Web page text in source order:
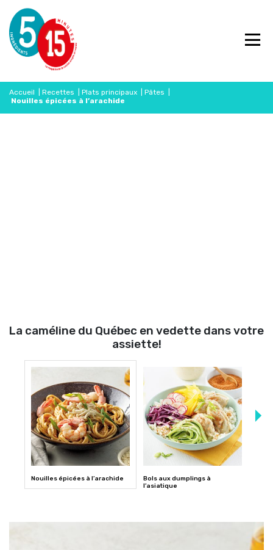
Accueil Recettes Plats principaux Pâtes
Nouilles épicées à l’arachide
La caméline du Québec en vedette dans votre
assiette!
Nouilles épicées à l’arachide
Bols aux dumplings à
l’asiatique